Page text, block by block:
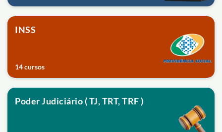
INSS
14 cursos
Poder Judiciário ( TJ, TRT, TRF )